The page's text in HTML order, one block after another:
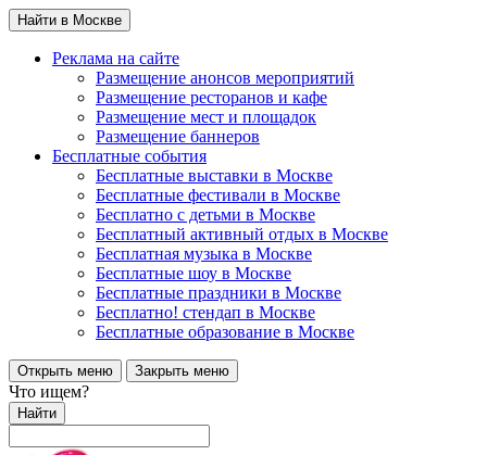
Найти в Москве
Реклама на сайте
Размещение анонсов мероприятий
Размещение ресторанов и кафе
Размещение мест и площадок
Размещение баннеров
Бесплатные события
Бесплатные выставки в Москве
Бесплатные фестивали в Москве
Бесплатно с детьми в Москве
Бесплатный активный отдых в Москве
Бесплатная музыка в Москве
Бесплатные шоу в Москве
Бесплатные праздники в Москве
Бесплатно! стендап в Москве
Бесплатные образование в Москве
Открыть меню Закрыть меню
Что ищем?
Найти